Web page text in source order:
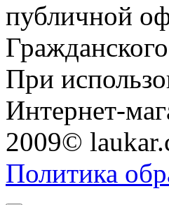
публичной
При
Интернет-
2009©
Политика